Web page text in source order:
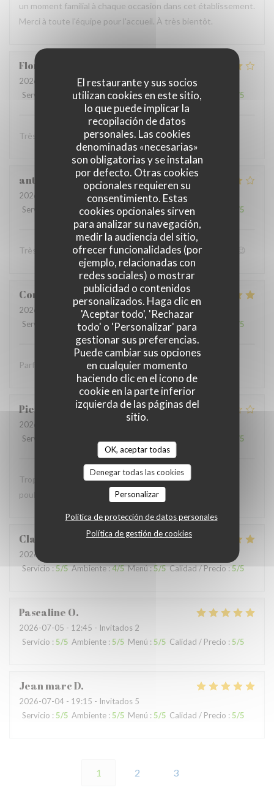
El restaurante y sus socios
utilizan cookies en este sitio,
lo que puede implicar la
recopilación de datos
personales. Las cookies
denominadas «necesarias»
son obligatorias y se instalan
por defecto. Otras cookies
opcionales requieren su
consentimiento. Estas
cookies opcionales sirven
para analizar su navegación,
medir la audiencia del sitio,
ofrecer funcionalidades (por
ejemplo, relacionadas con
redes sociales) o mostrar
publicidad o contenidos
personalizados. Haga clic en
'Aceptar todo', 'Rechazar
todo' o 'Personalizar' para
gestionar sus preferencias.
Puede cambiar sus opciones
en cualquier momento
haciendo clic en el icono de
cookie en la parte inferior
izquierda de las páginas del
sitio.
OK, aceptar todas
Denegar todas las cookies
Personalizar
Política de protección de datos personales
Política de gestión de cookies
un moment familial à chaque occasion dans cet établissement.
Merci à toute l'équipe pour l'accueil. À très bientôt.
Florent
2026-07-11
- 20:00 - Invitados 3
Servicio
Ambiente : 4/5 Menú:4/5 Calidad / Precio /5
Très convivial , ont mange très bien :)
anthony
2026-07-05
- 19:00 - Invitados 4
Servicio
Ambiente: 4 /5 Menú:5/5 Calidad / Precio /5
Très bon accueil et patron super sympa Personnel au top😉
Coralie
2026-07-05
- 12:15 - Invitados 4
Servicio
Ambiente: 5/5 Menú:5/5 Calidad / Precio /5
Parfait comme toujours !
Pierre
2026-07-05
Servicio
/5
Trop bruyant Impossible de parler Salade Caesar avec du
poulet chaud …
Claude
2026-07-04
Servicio:5/5 Ambiente:4/5 Menú:5/5 Calidad / Precio : 5/5
Pascaline O
2026-07-05 - 12:45 - Invitados 2
Servicio : 5/5 Ambiente : 5/5 Menú : 5/5 Calidad / Precio : 5/5
Jean marcD
2026-07-04 - 19:15 - Invitados 5
Servicio :5/5 Ambiente :5/5 Menú :5/5 Calidad / Precio : 5/5
1 2 3